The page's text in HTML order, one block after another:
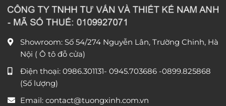
Showroom: Số 54/274 Nguyễn Lân, Trường Chinh, Hà
Nội ( Ô tô đỗ cửa)
Điện thoại: 0986.301131- 0945.703686 -0899.825868
(Số lượng)
Email: contact@tuongxinh.com.vn